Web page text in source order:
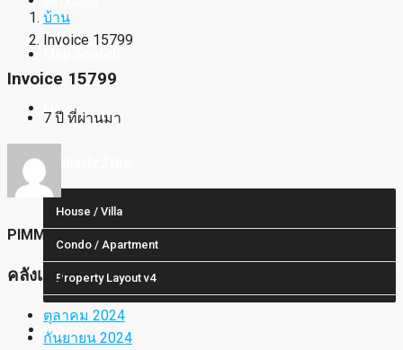
Lists
Property Type
House / Villa
Condo / Apartment
Property Layout v4
Others
บ้าน
Invoice 15799
Invoice 15799
7 ปี ที่ผ่านมา
PIMM
คลังเก็บ
ตุลาคม 2024
กันยายน 2024